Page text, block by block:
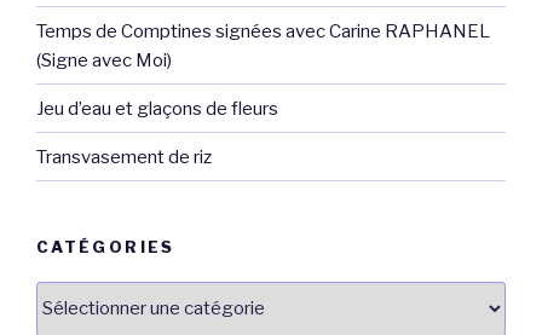
Temps de Comptines signées avec Carine RAPHANEL
(Signe avec Moi)
Jeu d’eau et glaçons de fleurs
Transvasement de riz
CATÉGORIES